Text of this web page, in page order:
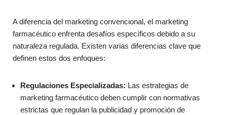
A diferencia del marketing convencional, el marketing
farmacéutico enfrenta desafíos específicos debido a su
naturaleza regulada. Existen varias diferencias clave que
definen estos dos enfoques:
Regulaciones Especializadas: Las estrategias de
marketing farmacéutico deben cumplir con normativas
estrictas que regulan la publicidad y promoción de